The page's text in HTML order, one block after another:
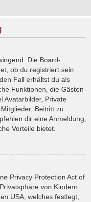
Die Board-
ob du registriert sein
Fall erhältst du als
Funktionen, die Gästen
Avatarbilder, Private
Beitritt zu
dir eine Anmeldung,
Vorteile bietet.
Privacy Protection Act of
von Kindern
USA, welches festlegt,